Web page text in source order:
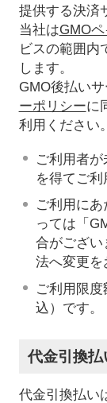
提供する決済
当社はGMO
ビスの範囲内
します。
GMO後払い
ーポリシーに
利用ください。
ご利用者
を得てご利
ご利用に
っては「
合がござい
法へ変更を
ご利用限
込）です。
代金引換払
代金引換払い